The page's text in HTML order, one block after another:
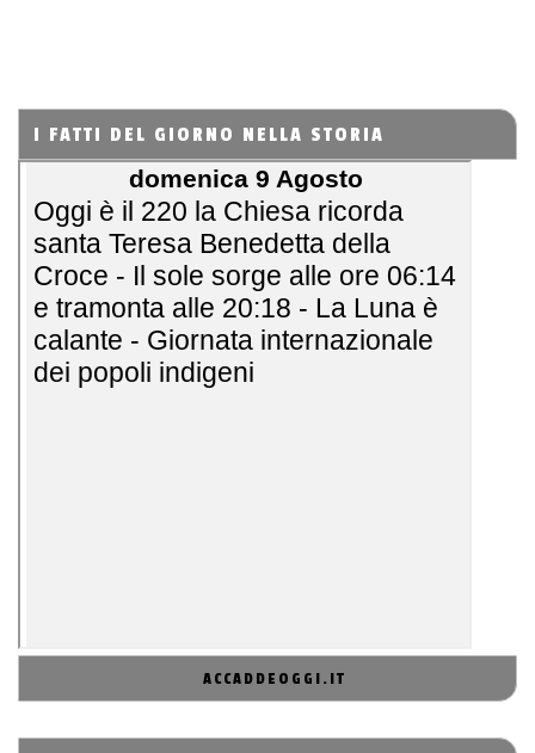
I FATTI DEL GIORNO NELLA STORIA
ACCADDEOGGI.IT